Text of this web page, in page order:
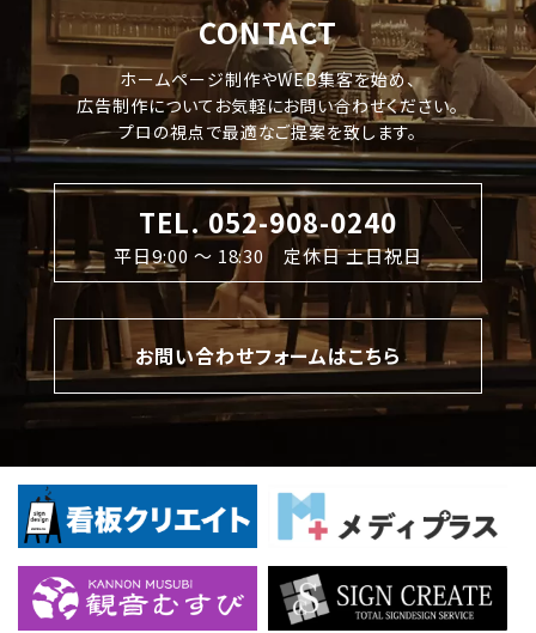
CONTACT
ホームページ制作やWEB集客を始め、
広告制作についてお気軽にお問い合わせください。
プロの視点で最適なご提案を致します。
TEL. 052-908-0240
平日9:00 〜 18:30 定休日 土日祝日
お問い合わせフォームはこちら